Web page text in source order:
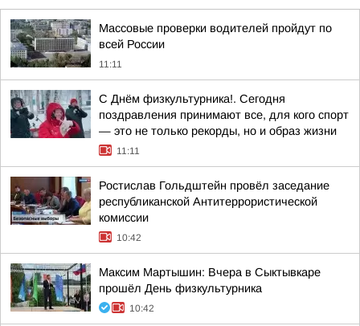
Массовые проверки водителей пройдут по
всей России
11:11
С Днём физкультурника!. Сегодня
поздравления принимают все, для кого спорт
— это не только рекорды, но и образ жизни
11:11
Ростислав Гольдштейн провёл заседание
республиканской Антитеррористической
комиссии
10:42
Максим Мартышин: Вчера в Сыктывкаре
прошёл День физкультурника
10:42